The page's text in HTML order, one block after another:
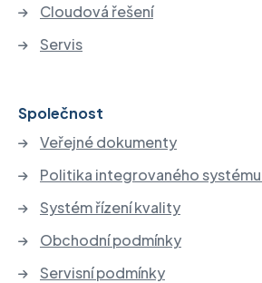
Cloudová řešení
Servis
Společnost
Veřejné dokumenty
Politika integrovaného
Systém řízení kvality
Obchodní podmínky
Servisní podmínky